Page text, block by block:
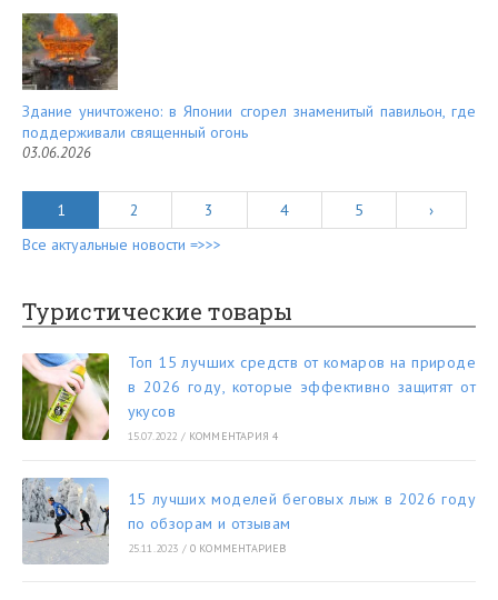
Здание уничтожено: в Японии сгорел знаменитый павильон, где
поддерживали священный огонь
03.06.2026
1 2 3 4 5
›
Все актуальные новости =>>>
Туристические товары
Топ 15 лучших средств от комаров на природе
в 2026 году, которые эффективно защитят от
укусов
15.07.2022 / КОММЕНТАРИЯ 4
15 лучших моделей беговых лыж в 2026 году
по обзорам и отзывам
25.11.2023 / 0 КОММЕНТАРИЕВ